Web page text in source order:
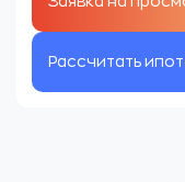
Рассчитать